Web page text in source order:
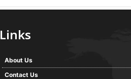
Links
About Us
Contact Us